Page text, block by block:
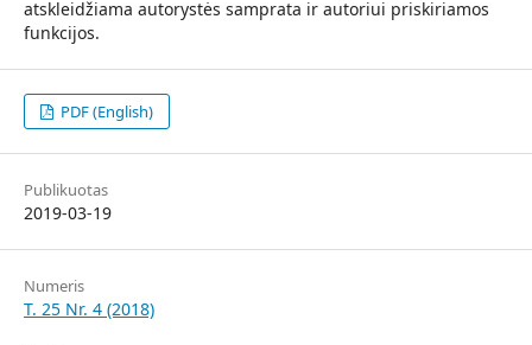
atskleidžiama autorystės samprata ir autoriui priskiriamos
funkcijos.
PDF (English)
Publikuotas
2019-03-19
Numeris
T. 25 Nr. 4 (2018)